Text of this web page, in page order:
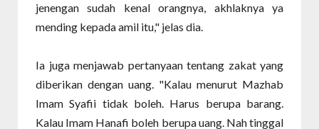
jenengan sudah kenal orangnya, akhlaknya ya
mending kepada amil itu," jelas dia.
Ia juga menjawab pertanyaan tentang zakat yang
diberikan dengan uang. "Kalau menurut Mazhab
Imam Syafii tidak boleh. Harus berupa barang.
Kalau Imam Hanafi boleh berupa uang. Nah tinggal